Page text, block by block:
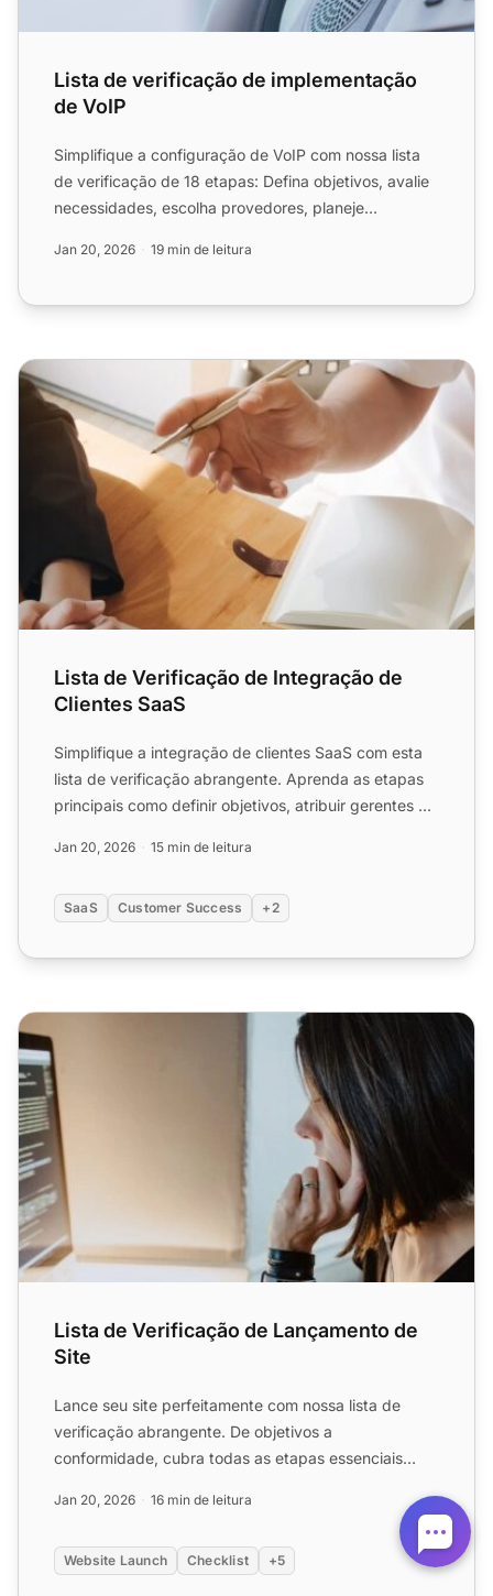
Lista de verificação de implementação
de VoIP
Simplifique a configuração de VoIP com nossa lista
de verificação de 18 etapas: Defina objetivos, avalie
necessidades, escolha provedores, planeje
Jan 20, 2026 19 min de leitura
Lista de Verificação de Integração de Clientes SaaS
Lista de Verificação de Integração de
Clientes SaaS
Simplifique a integração de clientes SaaS com esta
lista de verificação abrangente. Aprenda as etapas
principais como definir objetivos, atribuir gerentes de
Jan 20, 2026 15 min de leitura
SaaS Customer Success +2
Lista de Verificação de Lançamento de Site
Lista de Verificação de Lançamento de
Site
Lance seu site perfeitamente com nossa lista de
verificação abrangente. De objetivos a
conformidade, cubra todas as etapas essenciais
Jan 20, 2026 16 min de leitura
Website Launch Checklist +5